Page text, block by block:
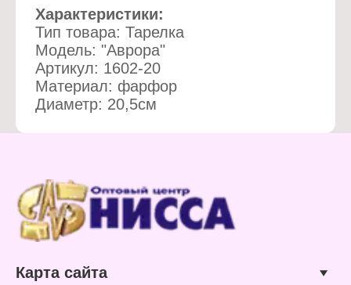
Характеристики:
Тип товара: Тарелка
Модель: "Аврора"
Артикул: 1602-20
Материал: фарфор
Диаметр: 20,5см
Карта сайта